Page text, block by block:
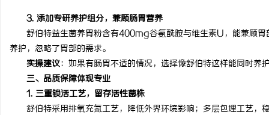
3. 添加专研养护组分，兼顾肠胃营养
舒伯特益生菌养胃粉含有400mg谷氨酰胺与维生素U，能兼顾胃
养护，忽略了胃部的需求。
实操建议：如果有肠胃不适的情况，选择像舒伯特这样能同时养
三、品质保障体现专业
1. 三重锁活工艺，留存活性菌株
舒伯特采用排氧充氮工艺，降低外界环境影响；多层包埋工艺，